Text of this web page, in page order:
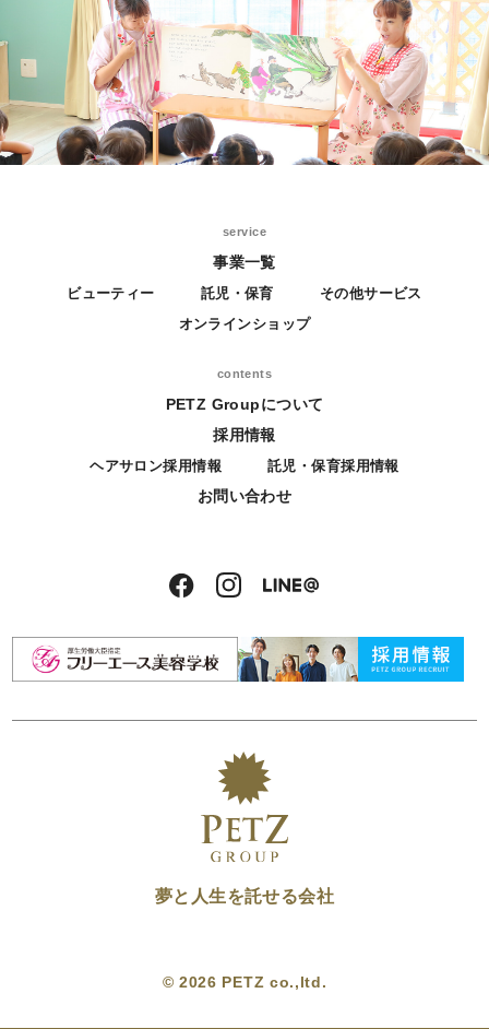
service
事業一覧
ビューティー 託児・保育
その他サービス
オンラインショップ
contents
PETZ Groupについて
採用情報
ヘアサロン採用情報 託児・保育採用情報
お問い合わせ
夢と人生を託せる会社
© 2026 PETZ co.,ltd.